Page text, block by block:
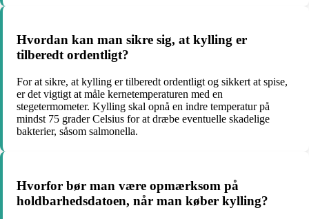
Hvordan kan man sikre sig, at kylling er
tilberedt ordentligt?
For at sikre, at kylling er tilberedt ordentligt og sikkert at spise,
er det vigtigt at måle kernetemperaturen med en
stegetermometer. Kylling skal opnå en indre temperatur på
mindst 75 grader Celsius for at dræbe eventuelle skadelige
bakterier, såsom salmonella.
Hvorfor bør man være opmærksom på
holdbarhedsdatoen, når man køber kylling?